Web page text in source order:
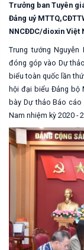
Trưởng ban Tuyên
Đảng uỷ
NNCĐDC/dioxin Việt
Trung tướng
đóng góp vào Dự
biểu toàn quốc lần
hội đại biểu Đảng bộ
bày Dự thảoBáo cáo
Nam nhiệm kỳ 2020 -